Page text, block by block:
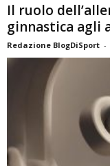
Il ruolo
ginnastica agli
Redazione BlogDiSport -